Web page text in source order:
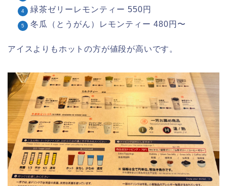
緑茶ゼリーレモンティー 550円
冬瓜（とうがん）レモンティー 480円〜
アイスよりもホットの方が値段が高いです。